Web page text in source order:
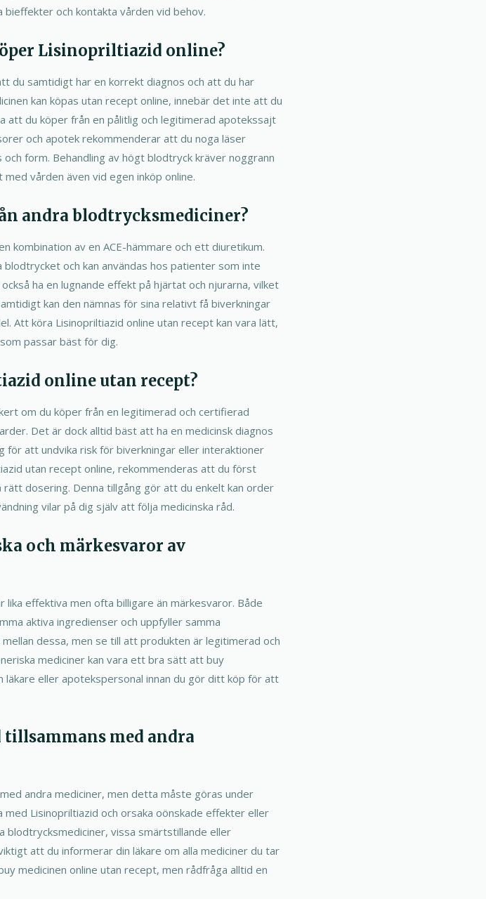
och kontakta vården vid behov.
Lisinopriltiazid online?
du samtidigt har en korrekt diagnos och att du har
kan köpas utan recept online, innebär det inte att du
att du köper från en pålitlig och legitimerad apotekssajt
och apotek rekommenderar att du noga läser
form. Behandling av högt blodtryck kräver noggrann
vården även vid egen inköp online.
andra blodtrycksmediciner?
kombination av en ACE-hämmare och ett diuretikum.
och kan användas hos patienter som inte
ha en lugnande effekt på hjärtat och njurarna, vilket
kan den nämnas för sina relativt få biverkningar
Att köra Lisinopriltiazid online utan recept kan vara lätt,
passar bäst för dig.
online utan recept?
om du köper från en legitimerad och certifierad
Det är dock alltid bäst att ha en medicinsk diagnos
för att undvika risk för biverkningar eller interaktioner
utan recept online, rekommenderas att du först
dosering. Denna tillgång gör att du enkelt kan order
vilar på dig själv att följa medicinska råd.
och märkesvaror av
effektiva men ofta billigare än märkesvaror. Både
aktiva ingredienser och uppfyller samma
dessa, men se till att produkten är legitimerad och
mediciner kan vara ett bra sätt att buy
eller apotekspersonal innan du gör ditt köp för att
med andra
andra mediciner, men detta måste göras under
med Lisinopriltiazid och orsaka oönskade effekter eller
blodtrycksmediciner, vissa smärtstillande eller
att du informerar din läkare om alla mediciner du tar
medicinen online utan recept, men rådfråga alltid en